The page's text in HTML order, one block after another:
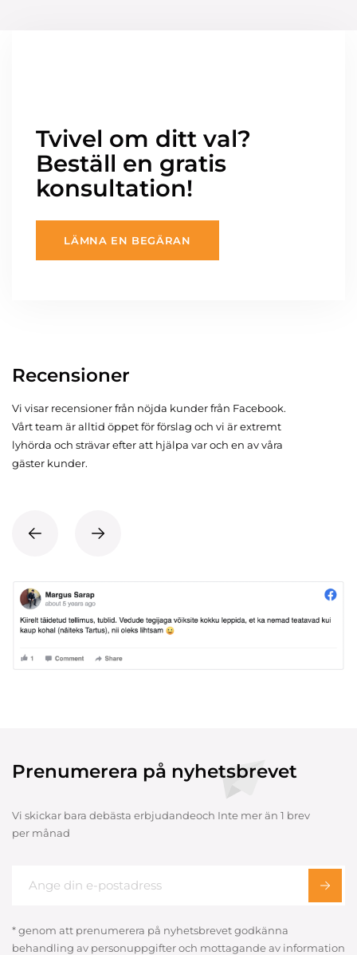
Tvivel om ditt val?
Beställ en gratis
konsultation!
LÄMNA EN BEGÄRAN
Recensioner
Vi visar recensioner från nöjda kunder från Facebook.
Vårt team är alltid öppet för förslag och vi är extremt
lyhörda och strävar efter att hjälpa var och en av våra
gäster kunder.
Prenumerera på nyhetsbrevet
Vi skickar bara debästa erbjudandeoch Inte mer än 1 brev
per månad
* genom att prenumerera på nyhetsbrevet godkänna
behandling av personuppgifter och mottagande av information